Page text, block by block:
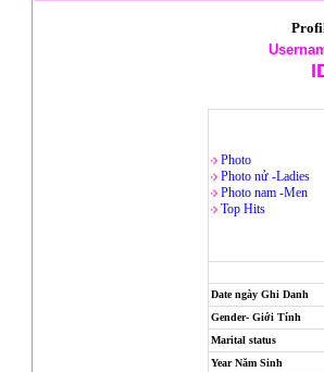
Photo
Photo nử -Ladies
Photo nam -Men
Top Hits
Date ngày Ghi Danh
Gender- Giới Tính
Marital status
Year Năm Sinh